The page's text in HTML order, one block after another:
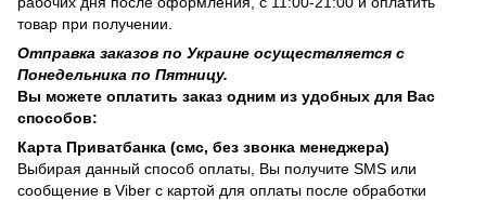
товар при получении.
Отправка заказов по Украине осуществляется с
Понедельника по Пятницу.
Вы можете оплатить заказ одним из удобных для Вас
способов:
Карта Приватбанка (смс, без звонка менеджера)
Выбирая данный способ оплаты, Вы получите SMS или
сообщение в Viber с картой для оплаты после обработки